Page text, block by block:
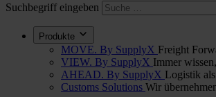
Suchbegriff eingeben
Produkte
MOVE. By SupplyX Freight
VIEW. By SupplyX Immer
AHEAD. By SupplyX Logistik
Customs Solutions Wir